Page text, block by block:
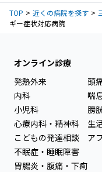
TOP 近くの病院を探す
ギー症状対応病院
オンライン診療
発熱外来
内科
小児科
心療内科・精神科
こどもの発達相談
不眠症・睡眠障害
胃腸炎・腹痛・下痢
頭
喘
膀
生
ア